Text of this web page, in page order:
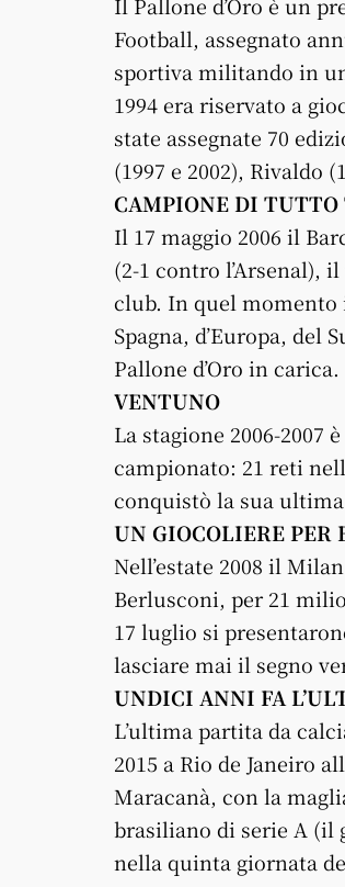
Football, assegnato
sportiva militando in
1994 era riservato a
state assegnate 70
(1997 e 2002), Rivaldo
CAMPIONE DI
Il 17 maggio 2006 il
(2-1 contro l’Arsenal),
club. In quel momento
Spagna, d’Europa, del
Pallone d’Oro in
VENTUNO
La stagione 2006-
campionato: 21 reti
conquistò la sua
UN GIOCOLIERE PER
Nell’estate 2008 il
Berlusconi, per 21
17 luglio si
lasciare mai il segno
UNDICI ANNI FA
L’ultima partita da
2015 a Rio de Janeiro
Maracanà, con la
brasiliano di serie A (il
nella quinta giornata